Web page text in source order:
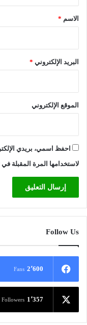
*الاسم *
البريد الإلكتروني *
الموقع الإلكتروني
احفظ اسمي، بريدي
لاستخدامها المرة المقبلة
Follow Us
2٬600 Fans
1٬357 Followers